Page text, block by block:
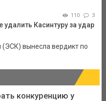
110 3
Касинтуру за удар
(ЭСК) вынесла вердикт по
конкуренцию у